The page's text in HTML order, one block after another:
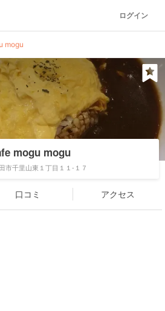
ログイン
mogu
mogu mogu
市千里山東１丁目１１-１７
口コミ アクセス